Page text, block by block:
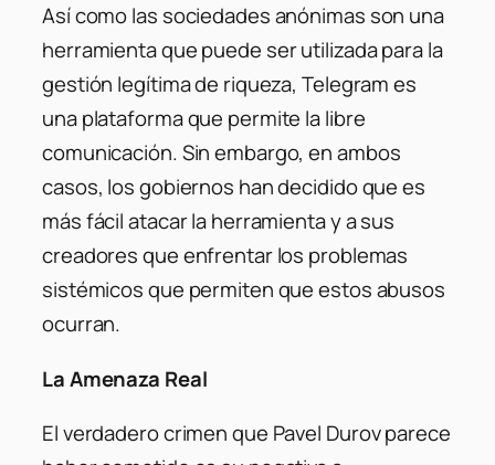
Así como las sociedades anónimas son una
herramienta que puede ser utilizada para la
gestión legítima de riqueza, Telegram es
una plataforma que permite la libre
comunicación. Sin embargo, en ambos
casos, los gobiernos han decidido que es
más fácil atacar la herramienta y a sus
creadores que enfrentar los problemas
sistémicos que permiten que estos abusos
ocurran.
La Amenaza Real
El verdadero crimen que Pavel Durov parece